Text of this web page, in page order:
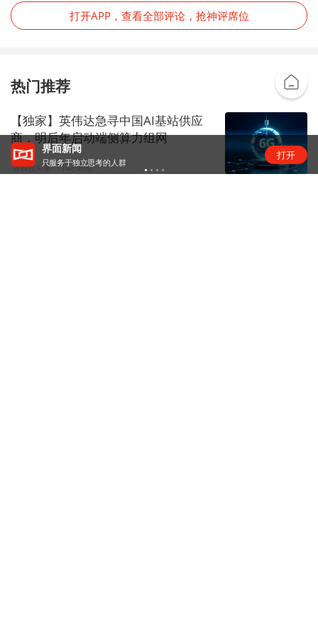
打开APP，查看全部评论，抢神评席位
热门推荐
【独家】英伟达急寻中国AI基站供应
商，明后年启动端侧算力组网
硬科技头条 14小时前
界面新闻
只服务于独立思考的人群
打开